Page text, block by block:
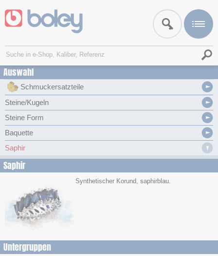
Auswahl
Schmuckersatzteile
Steine/Kugeln
Steine Form
Baquette
Saphir
Saphir
Synthetischer Korund, saphirblau.
Untergruppen